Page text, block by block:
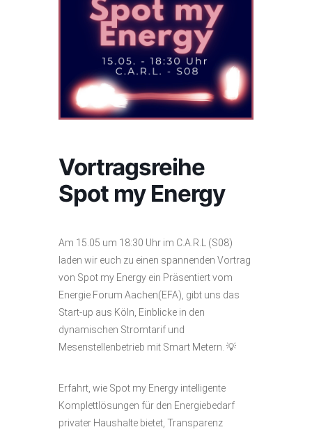
Vortragsreihe
Spot my Energy
Am 15.05 um 18:30 Uhr im C.A.R.L (S08)
laden wir euch zu einen spannenden Vortrag
von Spot my Energy ein Präsentiert vom
Energie Forum Aachen(EFA), gibt uns das
Start-up aus Köln, Einblicke in den
dynamischen Stromtarif und
Mesenstellenbetrieb mit Smart Metern. 💡
Erfahrt, wie Spot my Energy intelligente
Komplettlösungen für den Energiebedarf
privater Haushalte bietet, Transparenz